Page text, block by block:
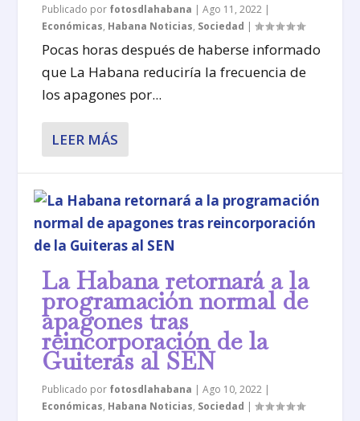
Publicado por fotosdlahabana |Ago 11, 2022 |
Económicas, Habana Noticias, Sociedad |
Pocas horas después de haberse informado
que La Habana reduciría la frecuencia de
los apagones por...
LEER MÁS
La Habana retornará a la
programación normal de
apagones tras
reincorporación de la
Guiteras al SEN
Publicado por fotosdlahabana |Ago 10, 2022 |
Económicas, Habana Noticias, Sociedad |